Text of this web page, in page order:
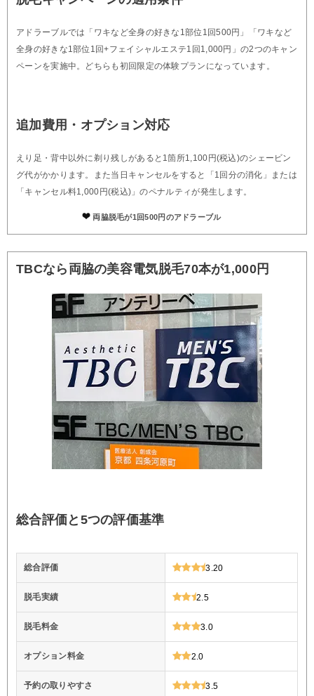
アドラーブルでは「ワキなど全身の好きな1部位1回500円」「ワキなど
全身の好きな1部位1回+フェイシャルエステ1回1,000円」の2つのキャン
ペーンを実施中。どちらも初回限定の体験プランになっています。
追加費用・オプション対応
えり足・背中以外に剃り残しがあると1箇所1,100円(税込)のシェービン
グ代がかかります。また当日キャンセルをすると「1回分の消化」または
「キャンセル料1,000円(税込)」のペナルティが発生します。
両脇脱毛が1回500円のアドラーブル
TBCなら両脇の美容電気脱毛70本が1,000円
総合評価と5つの評価基準
総合評価 3.20
脱毛実績 2.5
脱毛料金 3.0
オプション料金 2.0
予約の取りやすさ 3.5